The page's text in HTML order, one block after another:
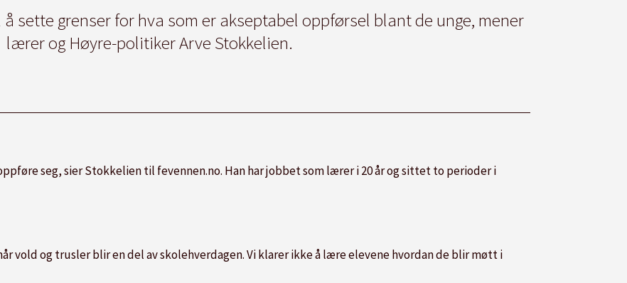
sette grenser for hva som er akseptabel oppførsel blant de unge, mener
lærer og Høyre-politiker Arve Stokkelien.
seg, sier Stokkelien til fevennen.no. Han har jobbet som lærer i 20 år og sittet to perioder i
vold og trusler blir en del av skolehverdagen. Vi klarer ikke å lære elevene hvordan de blir møtt i